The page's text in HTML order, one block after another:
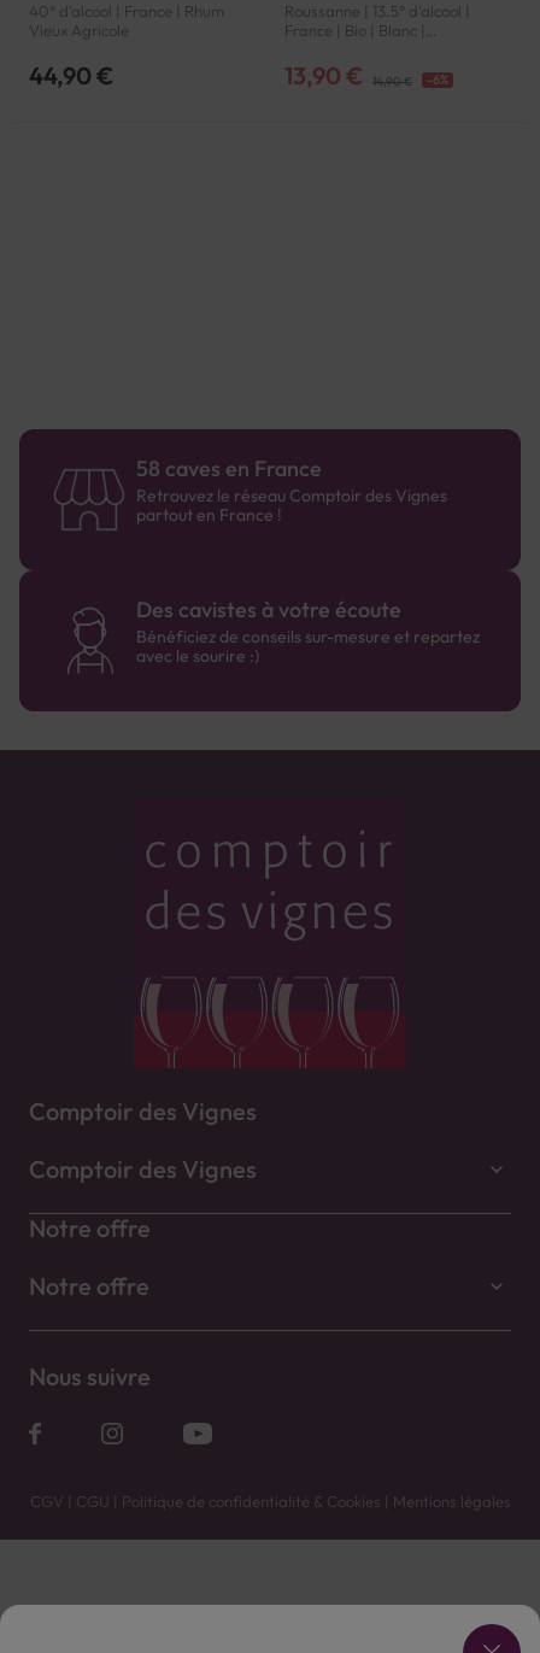
40° d'alcool | France | Rhum
Vieux Agricole
44,90 €
Roussanne | 13.5° d'alcool |
France | Bio | Blanc |
Faugères | AOP
13,90 € 14,90 € -6%
58 caves en France
Retrouvez le réseau Comptoir des Vignes
partout en France !
Des cavistes à votre écoute
Bénéficiez de conseils sur-mesure et repartez
avec le sourire :)
Comptoir des Vignes
Comptoir des Vignes
Notre offre
Notre offre
Nous suivre
CGV | CGU | Politique de confidentialité & Cookies | Mentions légales
Vente uniquement en caves. Contactez votre caviste pour plus de renseignements.